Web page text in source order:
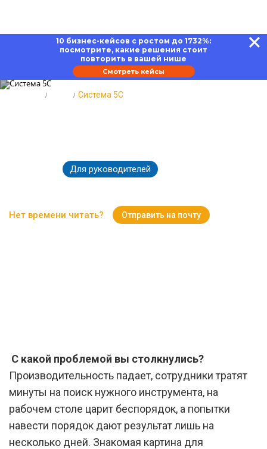
10 бизнес-кейсов с ростом до 1732%:
посмотрите, какие решения стоит
повторить в вашей нише
Смотреть кейсы
Система 5С
Для руководителей
Нет времени читать? Отправить на почту
С какой проблемой вы столкнулись?
Производительность падает, сотрудники тратят
минуты на поиск нужного инструмента, на
рабочем столе царит беспорядок, а попытки
навести порядок дают результат лишь на
несколько дней. Знакомая картина для